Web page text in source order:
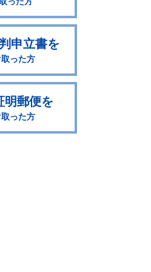
申立書を
った方
明郵便を
った方